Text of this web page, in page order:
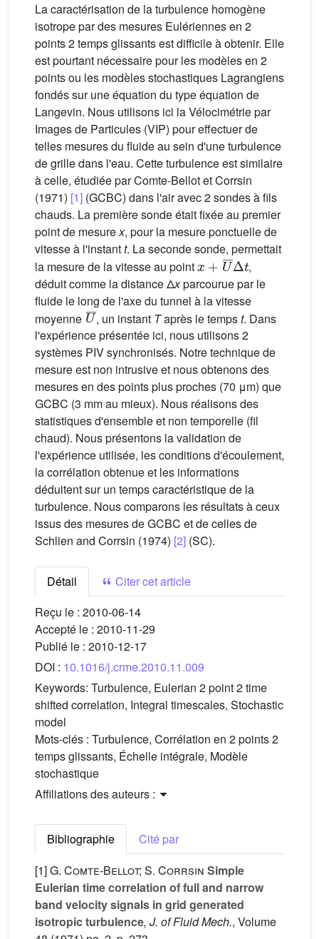
La caractérisation de la turbulence homogène
isotrope par des mesures Eulériennes en 2
points 2 temps glissants est difficile à obtenir. Elle
est pourtant nécessaire pour les modèles en 2
points ou les modèles stochastiques Lagrangiens
fondés sur une équation du type équation de
Langevin. Nous utilisons ici la Vélocimétrie par
Images de Particules (VIP) pour effectuer de
telles mesures du fluide au sein d'une turbulence
de grille dans l'eau. Cette turbulence est similaire
à celle, étudiée par Comte-Bellot et Corrsin
(1971) [1] (GCBC) dans l'air avec 2 sondes à fils
chauds. La première sonde était fixée au premier
point de mesurex, pour la mesure ponctuelle de
vitesse à l'instantt. La seconde sonde, permettait
la mesure de la vitesse au point
x+U¯Δt
,
déduit comme la distance Δxparcourue par le
fluide le long de l'axe du tunnel à la vitesse
moyenne
U¯
, un instant Taprès le tempst. Dans
l'expérience présentée ici, nous utilisons 2
systèmes PIV synchronisés. Notre technique de
mesure est non intrusive et nous obtenons des
mesures en des points plus proches (70 μm) que
GCBC (3 mm au mieux). Nous réalisons des
statistiques d'ensemble et non temporelle (fil
chaud). Nous présentons la validation de
l'expérience utilisée, les conditions d'écoulement,
la corrélation obtenue et les informations
déduitent sur un temps caractéristique de la
turbulence. Nous comparons les résultats à ceux
issus des mesures de GCBC et de celles de
Schlien and Corrsin (1974) [2] (SC).
Détail
Citer cet article
Reçu le : 2010-06-14
Accepté le : 2010-11-29
Publié le : 2010-12-17
DOI : 10.1016/j.crme.2010.11.009
Keywords: Turbulence, Eulerian 2 point 2 time
shifted correlation, Integral timescales, Stochastic
model
Mots-clés : Turbulence, Corrélation en 2 points 2
temps glissants, Échelle intégrale, Modèle
stochastique
Affiliations des auteurs :
Bibliographie
Cité par
[1]G. Comte-Bellot; S. Corrsin Simple
Eulerian time correlation of full and narrow
band velocity signals in grid generated
isotropic turbulence, J. of Fluid Mech., Volume